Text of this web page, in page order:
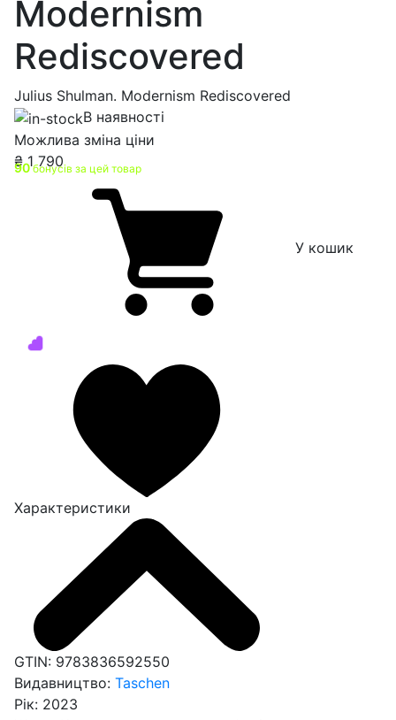
Modernism
Rediscovered
Julius Shulman. Modernism Rediscovered
В наявності
Можлива зміна ціни
₴1 790
90бонусів за цей товар
У кошик
Характеристики
GTIN: 9783836592550
Видавництво: Taschen
Рік: 2023